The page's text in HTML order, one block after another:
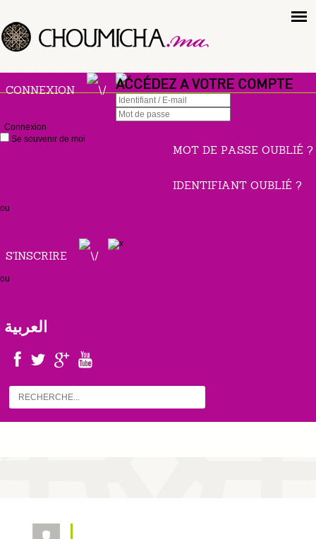
CONNEXION ACCÉDEZ A VOTRE COMPTE
Connexion
Se souvenir de moi
MOT DE PASSE OUBLIÉ ?
IDENTIFIANT OUBLIÉ ?
ou
S'INSCRIRE
ou
العربية